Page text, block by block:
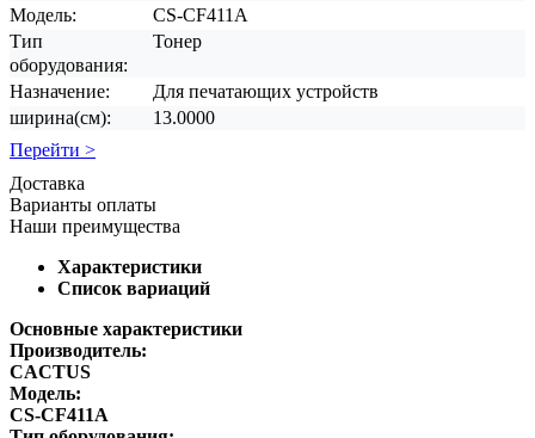
Модель:
CS-CF411A
Тип
оборудования:
Тонер
Назначение:
Для печатающих устройств
ширина(см):
13.0000
Перейти >
Доставка
Варианты оплаты
Наши преимущества
Характеристики
Список вариаций
Основные характеристики
Производитель:
CACTUS
Модель:
CS-CF411A